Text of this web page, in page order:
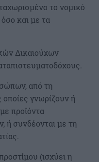
το νομικό
και με τα
Δικαιούχων
από τη
οποίες γνωρίζουν ή
προϊόντα
ή συνδέονται με τη
(ισχύει η